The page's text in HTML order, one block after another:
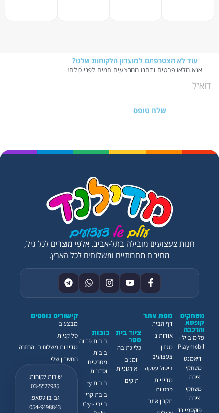
עוד לא הצטרפתם למועדון הלקוחות שלנו?
אנא מלאו פרטים ותהנו ממבצעים חמים לפני כולם!
שלח טופס
קישורים נוספים
מבצעים
סל קניות
מדיניות משלוחים והחזרה
החשבון שלי
שירות לקוחות:
03-5527985
גם בווטסאפ:
054-9498843
ציוד בית
ספר
כלי כתיבה
יומנים
ואירגוניות
תיקים
בובות
בובות פרווה
בובות
מסרטים
וסדרות
בובות ty
בובת קריי
בייבי - Cry
משחקים
קופסא
והרכבה
פלימובייל -
Playmobil
דיאמנט
משחקי
יצירה
משחקי
יצירה
פוקסמיינד
מפת אתר
דף הבית
אודותינו
מגזין
צעצועים
ביטול עסקה
מדיניות
פרטיות
תקנון אתר
חנות צעצועים מובילה בתל-אביב. אלפי מוצרים לכל גיל,
מחירים תחרותיים ומשלוחים לכל הארץ.